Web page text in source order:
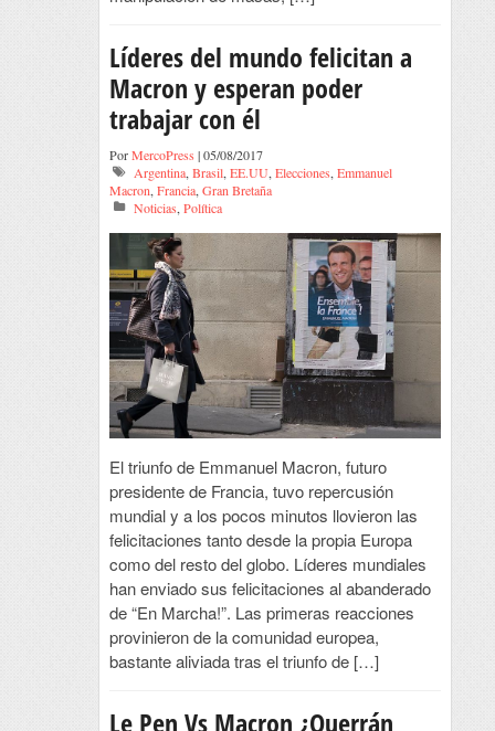
Líderes del mundo felicitan a
Macron y esperan poder
trabajar con él
PorMercoPress | 05/08/2017
Argentina,Brasil,EE.UU,Elecciones,Emmanuel
Macron,Francia,Gran Bretaña
Noticias,Política
El triunfo de Emmanuel Macron, futuro
presidente de Francia, tuvo repercusión
mundial y a los pocos minutos llovieron las
felicitaciones tanto desde la propia Europa
como del resto del globo. Líderes mundiales
han enviado sus felicitaciones al abanderado
de “En Marcha!”. Las primeras reacciones
provinieron de la comunidad europea,
bastante aliviada tras el triunfo de […]
Le Pen Vs Macron ¿Querrán